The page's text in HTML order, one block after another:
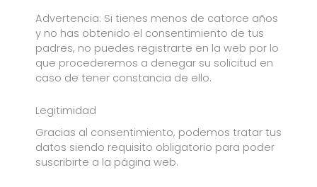
Advertencia: Si tienes menos de catorce años
y no has obtenido el consentimiento de tus
padres, no puedes registrarte en la web por lo
que procederemos a denegar su solicitud en
caso de tener constancia de ello.
Legitimidad
Gracias al consentimiento, podemos tratar tus
datos siendo requisito obligatorio para poder
suscribirte a la página web.